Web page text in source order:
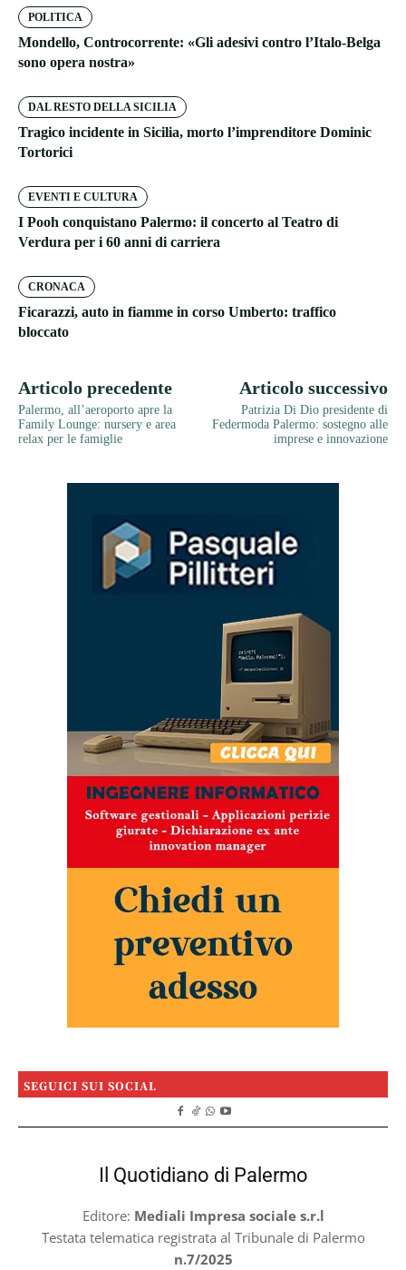
POLITICA
Mondello, Controcorrente: «Gli adesivi contro l’Italo-Belga
sono opera nostra»
DAL RESTO DELLA SICILIA
Tragico incidente in Sicilia, morto l’imprenditore Dominic
Tortorici
EVENTI E CULTURA
I Pooh conquistano Palermo: il concerto al Teatro di
Verdura per i 60 anni di carriera
CRONACA
Ficarazzi, auto in fiamme in corso Umberto: traffico
bloccato
Articolo precedente
Palermo, all’aeroporto apre la
Family Lounge: nursery e area
relax per le famiglie
Articolo successivo
Patrizia Di Dio presidente di
Federmoda Palermo: sostegno alle
imprese e innovazione
SEGUICI SUI SOCIAL
Il Quotidiano di Palermo
Editore: Mediali Impresa sociale s.r.l
Testata telematica registrata al Tribunale di Palermo
n.7/2025